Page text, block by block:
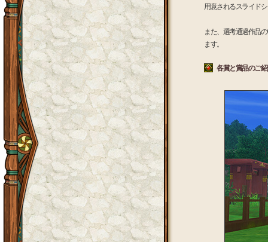
用意されるスライド
また、選考通過作品
ます。
各賞と賞品のご